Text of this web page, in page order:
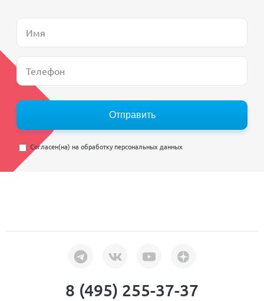
Отправить
Согласен(на) на обработку персональных данных
8 (495) 255-37-37